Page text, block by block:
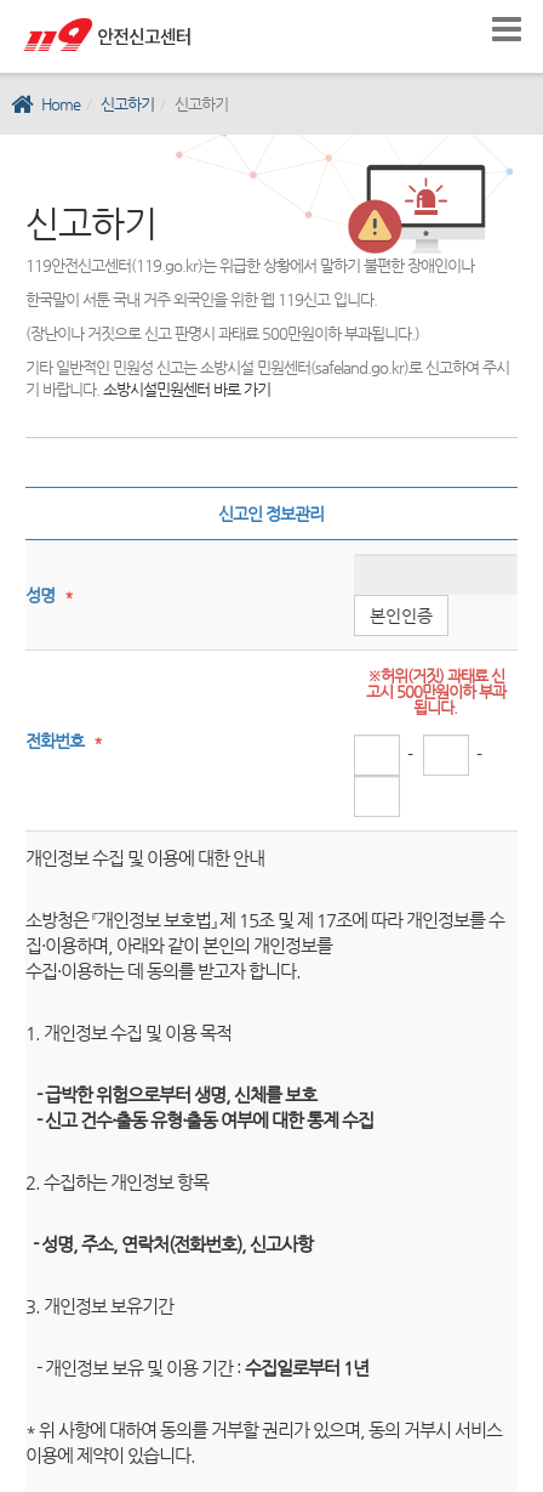
Home 신고하기 신고하기
신고하기
119안전신고센터(119.go.kr)는 위급한 상황에서 말하기 불편한 장애인이나
한국말이 서툰 국내 거주 외국인을 위한 웹 119신고 입니다.
(장난이나 거짓으로 신고 판명시 과태료 500만원이하 부과됩니다.)
기타 일반적인 민원성 신고는 소방시설 민원센터(safeland.go.kr)로 신고하여 주시
기 바랍니다. 소방시설민원센터 바로 가기
신고인 정보관리
성명 *
본인인증
전화번호 *
※허위(거짓) 과태료 신
고시 500만원이하 부과
됩니다.
- -
개인정보 수집 및 이용에 대한 안내
소방청은 『개인정보 보호법』 제 15조 및 제 17조에 따라 개인정보를 수
집·이용하며, 아래와 같이 본인의 개인정보를
수집·이용하는 데 동의를 받고자 합니다.
1. 개인정보 수집 및 이용 목적
- 급박한 위험으로부터 생명, 신체를 보호
- 신고 건수·출동 유형·출동 여부에 대한 통계 수집
2. 수집하는 개인정보 항목
- 성명, 주소, 연락처(전화번호), 신고사항
3. 개인정보 보유기간
- 개인정보 보유 및 이용 기간 : 수집일로부터 1년
* 위 사항에 대하여 동의를 거부할 권리가 있으며, 동의 거부시 서비스
이용에 제약이 있습니다.